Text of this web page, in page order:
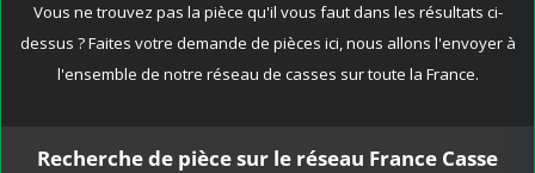
Vous ne trouvez pas la pièce qu'il vous faut dans les résultats ci-
dessus ? Faites votre demande de pièces ici, nous allons l'envoyer à
l'ensemble de notre réseau de casses sur toute la France.
Recherche de pièce sur le réseau France Casse